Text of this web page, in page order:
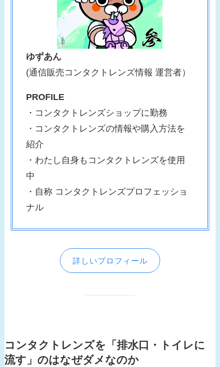
ゆずあん
(通信販売コンタクトレンズ情報 運営者）
PROFILE
・コンタクトレンズショップに勤務
・コンタクトレンズの情報や購入方法を
紹介
・わたし自身もコンタクトレンズを使用
中
・自称 コンタクトレンズプロフェッショ
ナル
詳しいプロフィール
コンタクトレンズを「排水口・トイレに
流す」のはなぜダメなのか